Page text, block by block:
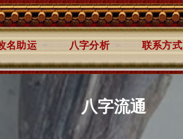
名助运 八字分析 联系方式
八字流通